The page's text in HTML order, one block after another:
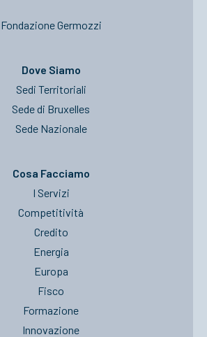
Fondazione Germozzi
Dove Siamo
Sedi Territoriali
Sede di Bruxelles
Sede Nazionale
Cosa Facciamo
I Servizi
Competitività
Credito
Energia
Europa
Fisco
Formazione
Innovazione